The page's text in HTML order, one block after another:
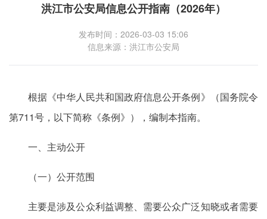
洪江市公安局信息公开指南（2026年）
发布时间：2026-03-03 15:06
信息来源：洪江市公安局
根据《中华人民共和国政府信息公开条例》（国务院令
第711号，以下简称《条例》），编制本指南。
一、主动公开
（一）公开范围
主要是涉及公众利益调整、需要公众广泛知晓或者需要